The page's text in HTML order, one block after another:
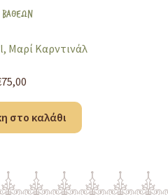
Μαρί Καρντινάλ
75,00
στο καλάθι